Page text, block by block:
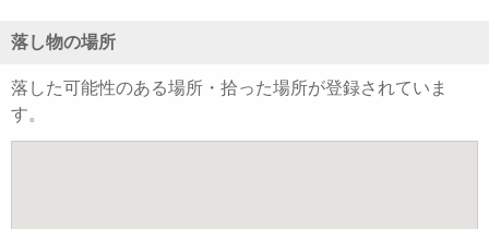
落し物の場所
落した可能性のある場所・拾った場所が登録されていま
す。